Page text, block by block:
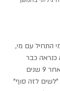
התחיל עם מי,
כנראה כבר
באמת לא חשוב. על כל פנים, לאחר 9 שנים
לזה סוף"